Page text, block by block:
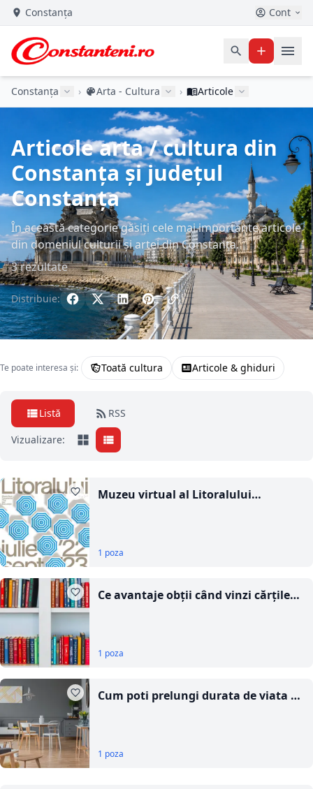
Constanța Cont
Constanța › Arta - Cultura › Articole
Articole arta / cultura din
Constanța și județul
Constanța
În această categorie găsiți cele mai importante articole
din domeniul culturii și artei din Constanța.
3 rezultate
Distribuie:
Te poate interesa și: Toată cultura Articole & ghiduri
Listă
RSS
Vizualizare:
Muzeu virtual al Litoralului
1 poza
Ce avantaje obţii când vinzi cărţile
1 poza
Cum poti prelungi durata de viata a
1 poza